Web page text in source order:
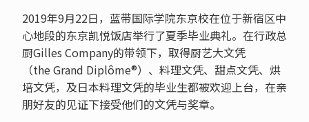
2019年9月22日，蓝带国际学院东京校在位于新宿区中
心地段的东京凯悦饭店举行了夏季毕业典礼。在行政总
厨Gilles Company的带领下，取得厨艺大文凭
（the Grand Diplôme®）、料理文凭、甜点文凭、烘
培文凭，及日本料理文凭的毕业生都被欢迎上台，在亲
朋好友的见证下接受他们的文凭与奖章。